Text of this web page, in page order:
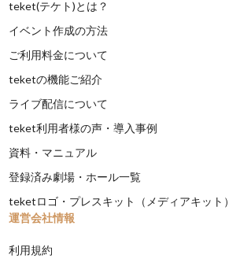
teket(テケト)とは？
イベント作成の方法
ご利用料金について
teketの機能ご紹介
ライブ配信について
teket利用者様の声・導入事例
資料・マニュアル
登録済み劇場・ホール一覧
teketロゴ・プレスキット（メディアキット）
運営会社情報
利用規約